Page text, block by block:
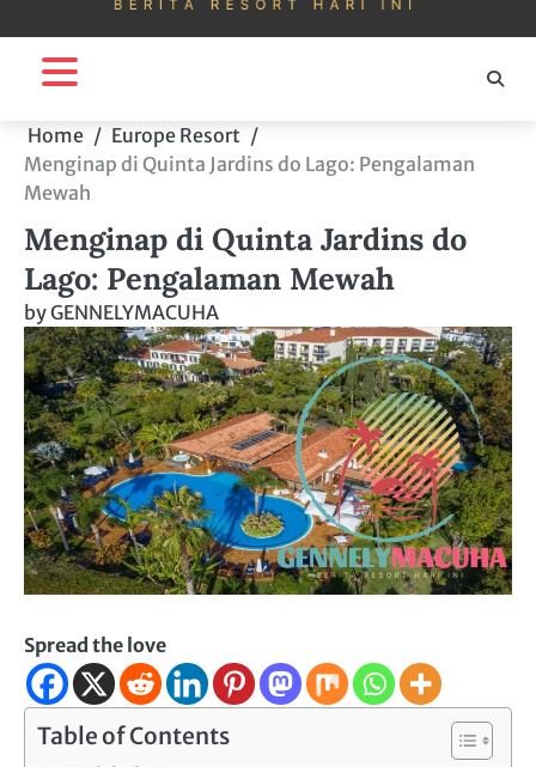
Home
Europe Resort
Menginap di Quinta Jardins do Lago: Pengalaman
Mewah
Menginap di Quinta Jardins do
Lago: Pengalaman Mewah
byGENNELYMACUHA
Spread the love
Table of Contents